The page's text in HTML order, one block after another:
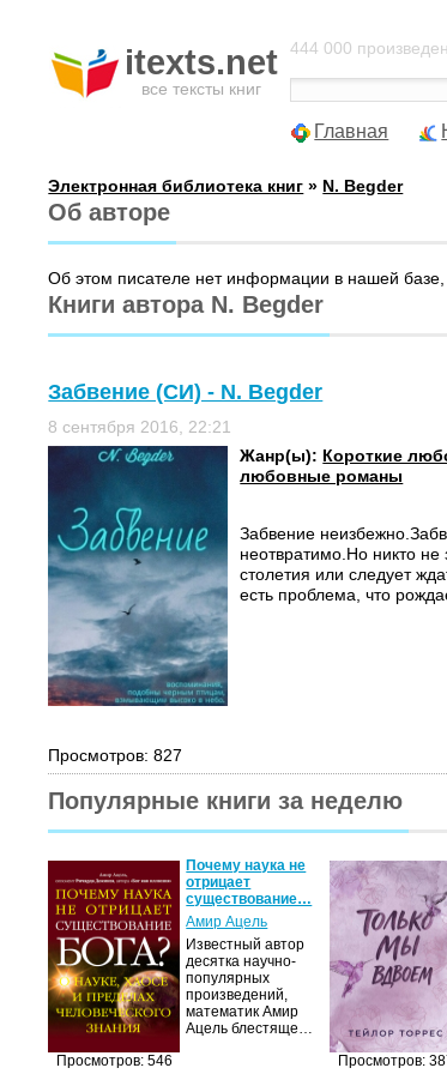
itexts.net
все тексты книг
444 000
Главная
Электронная библиотека книг » N. Begder
Об авторе
Об этом писателе нет информации в нашей
Книги автора N. Begder
Забвение (СИ) - N. Begder
8 сентября 2016, 22:21
Жанр(ы): Короткие
любовные романы
Забвение
неотвратимо.Но никто не
столетия или следует
есть проблема, что
Просмотров: 827
Популярные книги за неделю
Просмотров: 546
Почему наука не
отрицает
существование…
Амир Ацель
Известный автор
десятка научно-
популярных
произведений,
математик Амир
Ацель блестяще…
Просмотров: